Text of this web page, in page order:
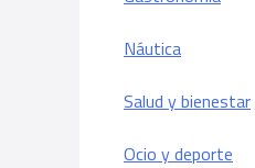
Náutica
Salud y bienestar
Ocio y deporte